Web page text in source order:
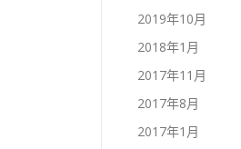
2019年10月
2018年1月
2017年11月
2017年8月
2017年1月